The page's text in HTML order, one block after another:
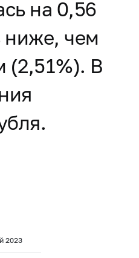
на 0,56
ниже, чем
(2,51%). В
2023